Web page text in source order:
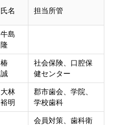
氏名 担当所管
牛島
隆
椿
誠
社会保険、口腔保
健センター
大林
裕明
郡市歯会、学院、
学校歯科
会員対策、歯科衛